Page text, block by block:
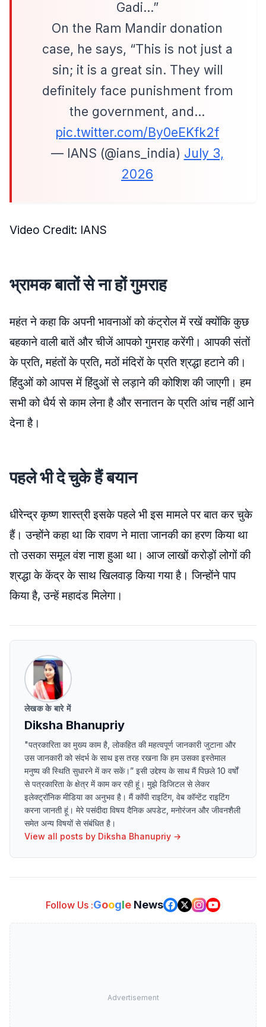
Gadi…”
On the Ram Mandir donation
case, he says, “This is not just a
sin; it is a great sin. They will
definitely face punishment from
the government, and…
pic.twitter.com/By0eEKfk2f
— IANS (@ians_india) July 3,
2026
Video Credit: IANS
भ्रामक बातों से ना हों गुमराह
महंत ने कहा कि अपनी भावनाओं को कंट्रोल में रखें क्योंकि कुछ
बहकाने वाली बातें और चीजें आपको गुमराह करेंगी। आपकी संतों
के प्रति, महंतों के प्रति, मठों मंदिरों के प्रति श्रद्धा हटाने की।
हिंदुओं को आपस में हिंदुओं से लड़ाने की कोशिश की जाएगी। हम
सभी को धैर्य से काम लेना है और सनातन के प्रति आंच नहीं आने
देना है।
पहले भी दे चुके हैं बयान
धीरेन्द्र कृष्ण शास्त्री इसके पहले भी इस मामले पर बात कर चुके
हैं। उन्होंने कहा था कि रावण ने माता जानकी का हरण किया था
तो उसका समूल वंश नाश हुआ था। आज लाखों करोड़ों लोगों की
श्रद्धा के केंद्र के साथ खिलवाड़ किया गया है। जिन्होंने पाप
किया है, उन्हें महादंड मिलेगा।
लेखक के बारे में
Diksha Bhanupriy
"पत्रकारिता का मुख्य काम है, लोकहित की महत्वपूर्ण जानकारी जुटाना और
उस जानकारी को संदर्भ के साथ इस तरह रखना कि हम उसका इस्तेमाल
मनुष्य की स्थिति सुधारने में कर सकें।” इसी उद्देश्य के साथ मैं पिछले 10 वर्षों
से पत्रकारिता के क्षेत्र में काम कर रही हूं। मुझे डिजिटल से लेकर
इलेक्ट्रॉनिक मीडिया का अनुभव है। मैं कॉपी राइटिंग, वेब कॉन्टेंट राइटिंग
करना जानती हूं। मेरे पसंदीदा विषय दैनिक अपडेट, मनोरंजन और जीवनशैली
समेत अन्य विषयों से संबंधित है।
View all posts by Diksha Bhanupriy →
Follow Us :Google News
Advertisement